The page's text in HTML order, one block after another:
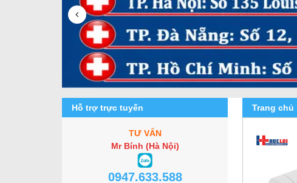
Hỗ trợ trực tuyến
TƯ VẤN
Mr Bính (Hà Nội)
0947.633.588
Trang chủ